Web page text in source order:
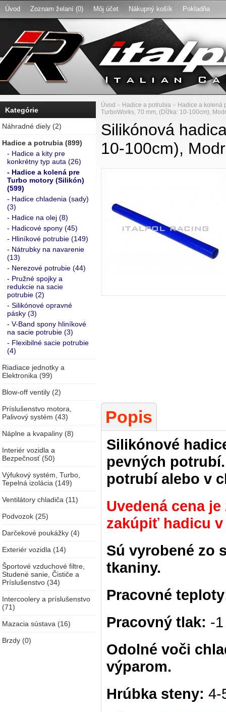
Úvod Zoznam želaní (0) Môj účet Nákupný košík Pokladňa
Kategórie
Náhradné diely (2)
Hadice a potrubia (899)
- Hadice a kity pre
konkrétny typ auta (26)
- Hadice a kolená pre
Turbo motory (Silikón)
(599)
- Hadice chladenia (sady)
(3)
- Hadice na olej (8)
- Hadicové spony (45)
- Hliníkové potrubie (149)
- Nátrubky na navarenie
(13)
- Nerezové potrubie (44)
- Pružné spojky a
redukcie na sacie
potrubie (2)
- Silikónové opravné
pásky (3)
- V-Band spony hliníkové
na sacie potrubie (3)
- Flexibilné sacie potrubie
(4)
Riadiace jednotky a
Elektronika (99)
Blow-off ventily (2)
Príslušenstvo motora,
Palivový systém (43)
Náplne a kvapaliny (8)
Interiér vozidla a
Bezpečnosť (50)
Výfukový systém, Turbo,
Tepelná izolácia (149)
Ventilátory chladiča (11)
Podvozok (25)
Darčekové poukážky (4)
Exteriér vozidla (14)
Športové vzduchové filtre,
Studené sanie, Čističe a
Príslušenstvo (34)
Intercoolery a príslušenstvo
(71)
Mazacia sústava (16)
Brzdy (0)
Úvod » Hadice a potrubia » Hadice a kolená
TurboWorks, 70 mm, (Dĺžka: 10-100cm),
Silikónová
10-100cm),
Popis
Silikónové
pevných
potrubí alebo v
Uvedená cena
zakúpiť hadicu v
Sú vyrobené zo
tkaniny.
Pracovné
Pracovný tlak: -
Odolné voči
výparom.
Hrúbka steny: 4-